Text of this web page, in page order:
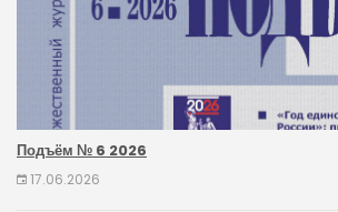
Подъём № 6 2026
17.06.2026